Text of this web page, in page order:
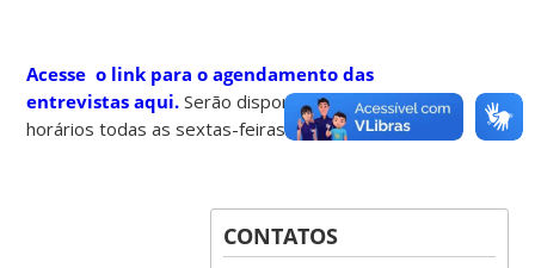
Acesse o link para o agendamento das
entrevistas aqui. Serão disponibilizados novos
horários todas as sextas-feiras.
CONTATOS